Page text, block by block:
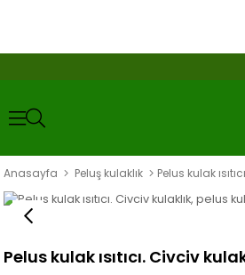
Anasayfa Peluş kulaklık Pelus kulak
Pelus kulak ısıtıcı. Civciv